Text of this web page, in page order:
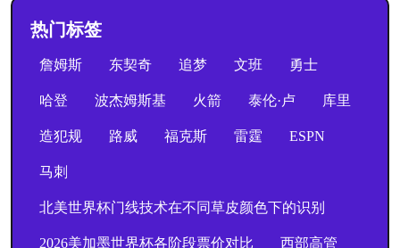
热门标签
詹姆斯 东契奇 追梦 文班 勇士
哈登 波杰姆斯基 火箭 泰伦·卢 库里
造犯规 路威 福克斯 雷霆 ESPN
马刺
北美世界杯门线技术在不同草皮颜色下的识别
2026美加墨世界杯各阶段票价对比 西部高管